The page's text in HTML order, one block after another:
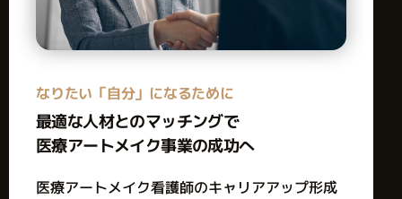
なりたい「自分」になるために
最適な人材とのマッチングで
医療アートメイク事業の成功へ
医療アートメイク看護師のキャリアアップ形成